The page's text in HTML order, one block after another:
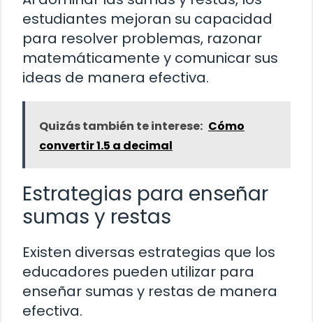
estudiantes mejoran su capacidad
para resolver problemas, razonar
matemáticamente y comunicar sus
ideas de manera efectiva.
Quizás también te interese: Cómo
convertir 1.5 a decimal
Estrategias para enseñar
sumas y restas
Existen diversas estrategias que los
educadores pueden utilizar para
enseñar sumas y restas de manera
efectiva.